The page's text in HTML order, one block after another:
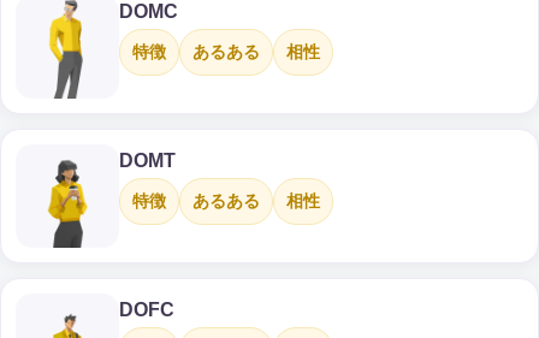
DOMC
特徴 あるある 相性
DOMT
特徴 あるある 相性
DOFC